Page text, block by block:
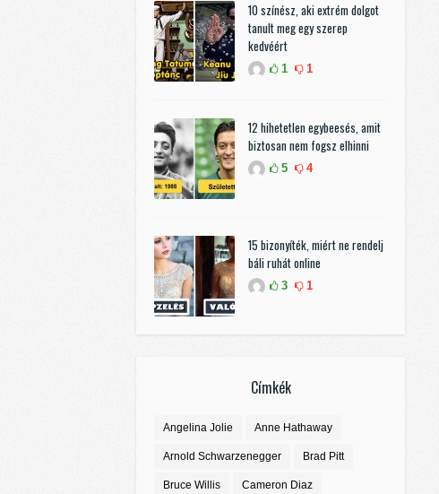
10 színész, aki extrém dolgot
tanult meg egy szerep
kedvéért
1 1
12 hihetetlen egybeesés, amit
biztosan nem fogsz elhinni
5 4
15 bizonyíték, miért ne rendelj
báli ruhát online
3 1
Címkék
Angelina Jolie Anne Hathaway
Arnold Schwarzenegger Brad Pitt
Bruce Willis Cameron Diaz